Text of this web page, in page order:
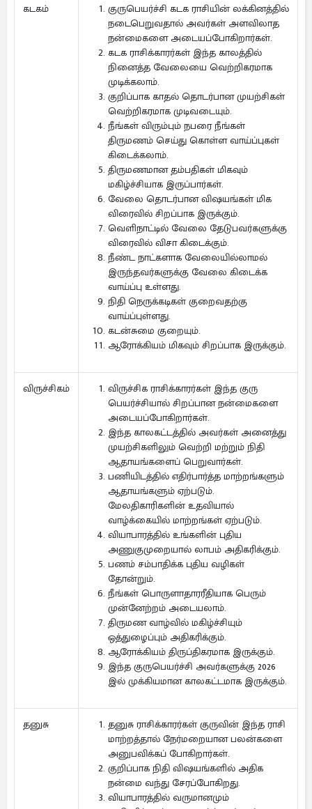
கடகம்
குருபெயர்ச்சி கடக ராசியின் லக்கினத்தில்
நடைபெறுவதால் அவர்கள் அளவிலாத
நன்மைகளை அடையப்போகிறார்கள்.
கடக ராசிக்காரர்கள் இந்த காலத்தில்
நினைத்த வேலையை வெற்றிகரமாக
முடிக்கலாம்.
குறிப்பாக காதல் தொடர்பான முயற்சிகள்
வெற்றிகரமாக முடிவடையும்.
நீங்கள் விரும்பும் நபரை நீங்கள்
திருமணம் செய்து கொள்ள வாய்ப்புகள்
கிடைக்கலாம்.
திருமணமான தம்பதிகள் மிகவும்
மகிழ்ச்சியாக இருப்பார்கள்.
வேலை தொடர்பான விஷயங்கள் மிக
விரைவில் சிறப்பாக இருக்கும்.
வெளிநாட்டில் வேலை தேடுபவர்களுக்கு
விரைவில் விசா கிடைக்கும்.
நீண்ட நாட்களாக வேலையில்லாமல்
இருந்தவர்களுக்கு வேலை கிடைக்க
வாய்ப்பு உள்ளது.
நிதி நெருக்கடிகள் குறைவதற்கு
வாய்ப்புள்ளது.
கடன்சுமை குறையும்.
ஆரோக்கியம் மிகவும் சிறப்பாக இருக்கும்.
விருச்சிகம்
விருச்சிக ராசிக்காரர்கள் இந்த குரு
பெயர்ச்சியால் சிறப்பான நன்மைகளை
அடையப்போகிறார்கள்.
இந்த காலகட்டத்தில் அவர்கள் அனைத்து
முயற்சிகளிலும் வெற்றி மற்றும் நிதி
ஆதாயங்களைப் பெறுவார்கள்.
பணியிடத்தில் எதிர்பார்த்த மாற்றங்களும்
ஆதாயங்களும் ஏற்படும்.
மேலதிகாரிகளின் உதவியால்
வாழ்க்கையில் மாற்றங்கள் ஏற்படும்.
வியாபாரத்தில் உங்களின் புதிய
அணுகுமுறையால் லாபம் அதிகரிக்கும்.
பணம் சம்பாதிக்க புதிய வழிகள்
தோன்றும்.
நீங்கள் பொருளாதாரரீதியாக பெரும்
முன்னேற்றம் அடையலாம்.
திருமண வாழ்வில் மகிழ்ச்சியும்
ஒத்துழைப்பும் அதிகரிக்கும்.
ஆரோக்கியம் திருப்திகரமாக இருக்கும்.
இந்த குருபெயர்ச்சி அவர்களுக்கு 2026
இல் முக்கியமான காலகட்டமாக இருக்கும்.
தனுசு
தனுசு ராசிக்காரர்கள் குருவின் இந்த ராசி
மாற்றத்தால் நேர்மறையான பலன்களை
அனுபவிக்கப் போகிறார்கள்.
குறிப்பாக நிதி விஷயங்களில் அதிக
நன்மை வந்து சேரப்போகிறது.
வியாபாரத்தில் வருமானமும்